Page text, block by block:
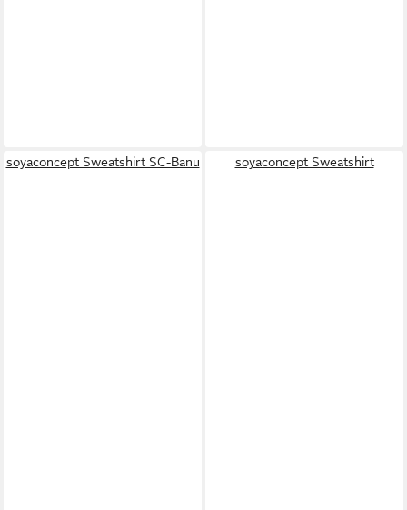
soyaconcept Sweatshirt SC-Banu soyaconcept Sweatshirt